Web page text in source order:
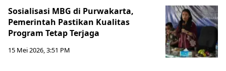
Sosialisasi MBG di Purwakarta,
Pemerintah Pastikan Kualitas
Program Tetap Terjaga
15 Mei 2026, 3:51 PM